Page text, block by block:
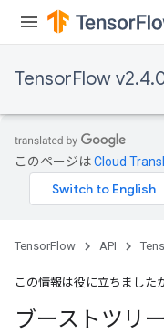
TensorFlow
このページはCloud
TensorFlow API
この情報は役に立ちました
ブーストツリ